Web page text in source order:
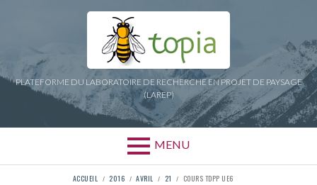
PLATEFORME DU LABORATOIRE DE RECHERCHE EN PROJET DE PAYSAGE
(LAREP)
MENU
ACCUEIL 2016 AVRIL 21 COURS TDPP UE6